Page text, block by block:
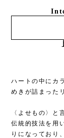
ハートの中にカ
めきが詰まった
〈よせもの〉と
伝統的技法を用
りになっており